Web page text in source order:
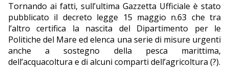
Tornando ai fatti, sull’ultima Gazzetta Ufficiale è stato
pubblicato il decreto legge 15 maggio n.63 che tra
l’altro certifica la nascita del Dipartimento per le
Politiche del Mare ed elenca una serie di misure urgenti
anche a sostegno della pesca marittima,
dell’acquacoltura e di alcuni comparti dell’agricoltura (?).